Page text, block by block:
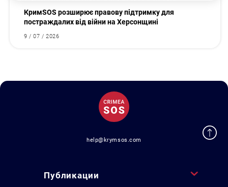
КримSOS розширює правову підтримку для
постраждалих від війни на Херсонщині
9 / 07 / 2026
help@krymsos.com
Публикации